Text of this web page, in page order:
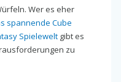
Wer es eher
spannende Cube
Spielewelt gibt es
zu